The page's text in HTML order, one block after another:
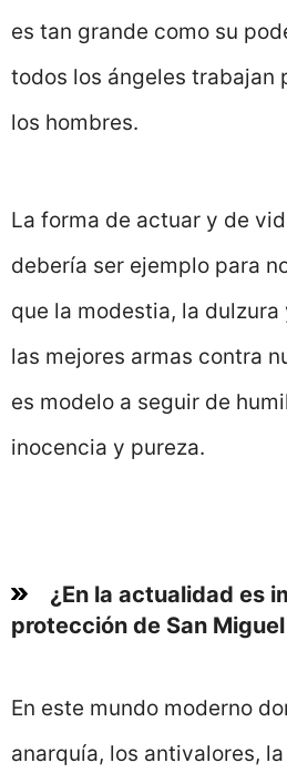
es tan grande como su
todos los ángeles trabajan
los hombres.
La forma de actuar y de
debería ser ejemplo para
que la modestia, la
las mejores armas contra
es modelo a seguir de
inocencia y pureza.
¿En la actualidad es
protección de San
En este mundo moderno
anarquía, los antivalores,